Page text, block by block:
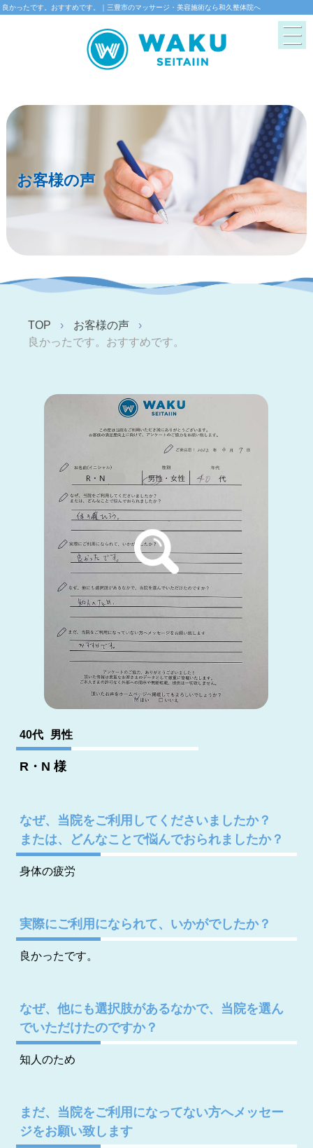
良かったです。おすすめです。｜三豊市のマッサージ・美容施術なら和久整体院へ
お客様の声
TOP
お客様の声
良かったです。おすすめです。
40代 男性
R・N 様
なぜ、当院をご利用してくださいましたか？
または、どんなことで悩んでおられましたか？
身体の疲労
実際にご利用になられて、いかがでしたか？
良かったです。
なぜ、他にも選択肢があるなかで、当院を選ん
でいただけたのですか？
知人のため
まだ、当院をご利用になってない方へメッセー
ジをお願い致します